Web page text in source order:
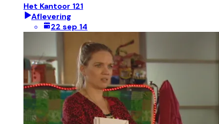
Het Kantoor 121
Aflevering
22 sep 14